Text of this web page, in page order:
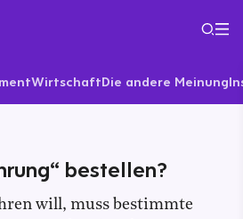
WirtschaftDie andere Meinung
bestellen?
will, muss bestimmte